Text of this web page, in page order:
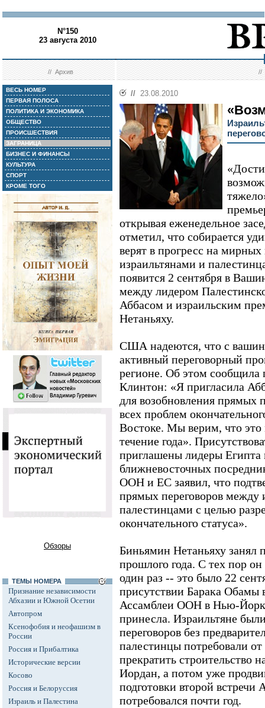
N°150
23 августа 2010
//Архив //
ВЕСЬ НОМЕР
ПЕРВАЯ ПОЛОСА
ПОЛИТИКА И ЭКОНОМИКА
ОБЩЕСТВО
ПРОИСШЕСТВИЯ
ЗАГРАНИЦА
БИЗНЕС И ФИНАНСЫ
КУЛЬТУРА
СПОРТ
КРОМЕ ТОГО
Обзоры
ТЕМЫ НОМЕРА
Признание независимости
Абхазии и Южной Осетии
Автопром
Ксенофобия и неофашизм в
России
Россия и Прибалтика
Исторические версии
Косово
Россия и Белоруссия
Израиль и Палестина
// 23.08.2010
открывая еженедельное
отметил, что собирается
верят в прогресс на
израильтянами и
появится 2 сентября в
между лидером
Аббасом и израильским
Нетаньяху.
США надеются, что с
активный переговорный
регионе. Об этом сообщила
Клинтон: «Я пригласила
для возобновления прямых
всех проблем
Востоке. Мы верим, что это
течение года».
приглашены лидеры
ближневосточных
ООН и ЕС заявил, что
прямых переговоров между
палестинцами с целью
окончательного статуса».
Биньямин Нетаньяху занял
прошлого года. С тех пор он
один раз -- это было 22
присутствии Барака Обамы
Ассамблеи ООН в Нью-
принесла. Израильтяне
переговоров без
палестинцы потребовали от
прекратить строительство
Иордан, а потом уже
подготовки второй встречи
потребовался почти год.